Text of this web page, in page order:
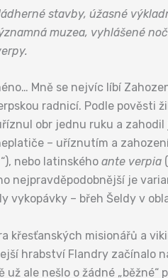
stavby, úžasné
muzea, vyhlášené
Mně se nejvíc líbí
radnicí. Podle pověsti
obr jednu ruku a zahodil
– uříznutím a
nebo latinského ante verpia
nejpravděpodobnější je
vykopávky – břeh Šeldy v
křesťanských misionářů a
hrabství Flandry začínalo
už ale nešlo o žádné